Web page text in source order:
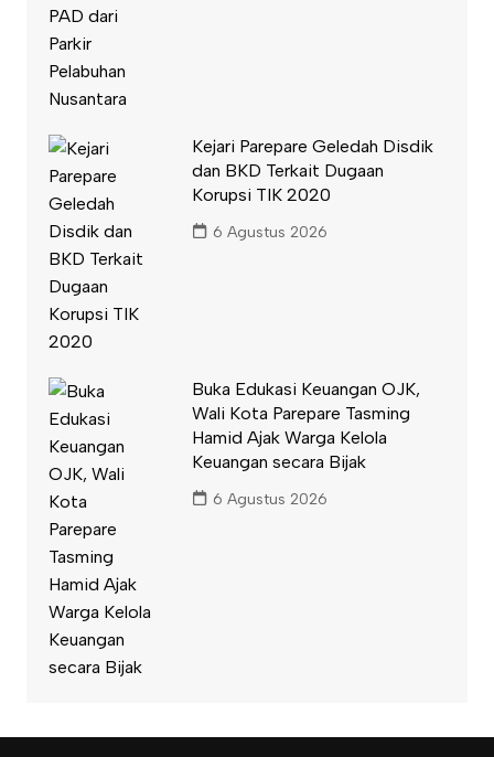
Kejari Parepare Geledah Disdik
dan BKD Terkait Dugaan
Korupsi TIK 2020
6 Agustus 2026
Buka Edukasi Keuangan OJK,
Wali Kota Parepare Tasming
Hamid Ajak Warga Kelola
Keuangan secara Bijak
6 Agustus 2026